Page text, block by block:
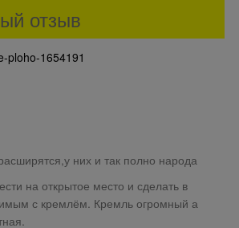
отзыв
ploho-1654191
них и так полно народа
на открытое место и сделать в
с кремлём. Кремль огромный а